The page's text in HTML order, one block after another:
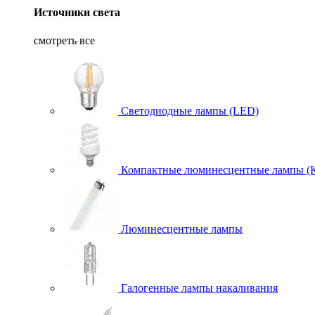
Источники света
смотреть все
Светодиодные лампы (LED)
Компактные люминесцентные лампы
Люминесцентные лампы
Галогенные лампы накаливания